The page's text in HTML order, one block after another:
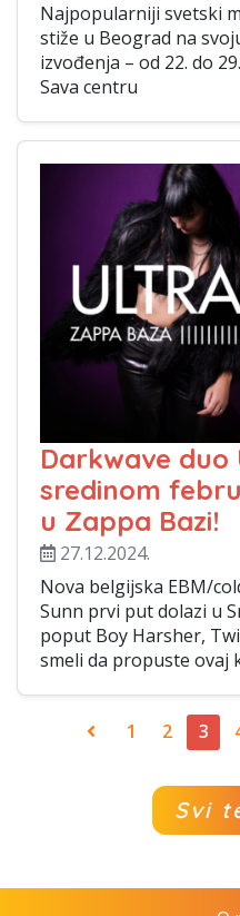
Najpopularniji svetski
stiže u Beograd na
izvođenja – od 22. do
Sava centru
Darkwave duo
sredinom
u Zappa Bazi!
27.12.2024.
Nova belgijska EBM/
Sunn prvi put dolazi u
poput Boy Harsher,
smeli da propuste ovaj
1 2 3
Svi